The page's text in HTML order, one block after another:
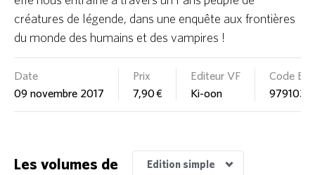
créatures de légende, dans une enquête aux frontières
du monde des humains et des vampires !
Date
09 novembre 2017
Prix
7,90 €
Editeur VF
Ki-oon
Code
Les volumes de Edition simple